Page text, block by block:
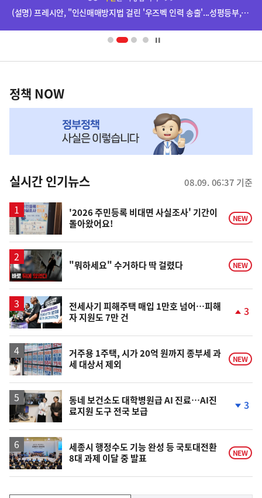
영
(설명) 프레시안, "인신매매방지법 걸린 '우즈벡 인력 송출'...성평등부,노동·법무부에 개선 요청" 관련
책
NOW,
뉴
스
정책 NOW
실시간 인기뉴스 08.09. 06:37 기준
'2026 주민등록 비대면 사실조사' 기간이
돌아왔어요!
NEW
영
상
"뭐하세요" 수거하다 딱 걸렸다 NEW
전세사기 피해주택 매입 1만호 넘어…피해
자 지원도 7만 건
승
3
거주용 1주택, 시가 20억 원까지 종부세 과
세 대상서 제외
NEW
동네 보건소도 대학병원급 AI 진료…AI진
료지원 도구 전국 보급
락
3
세종시 행정수도 기능 완성 등 국토대전환
8대 과제 이달 중 발표
NEW